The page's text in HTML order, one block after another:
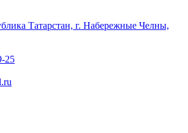
Татарстан, г. Набережные Челны,
25